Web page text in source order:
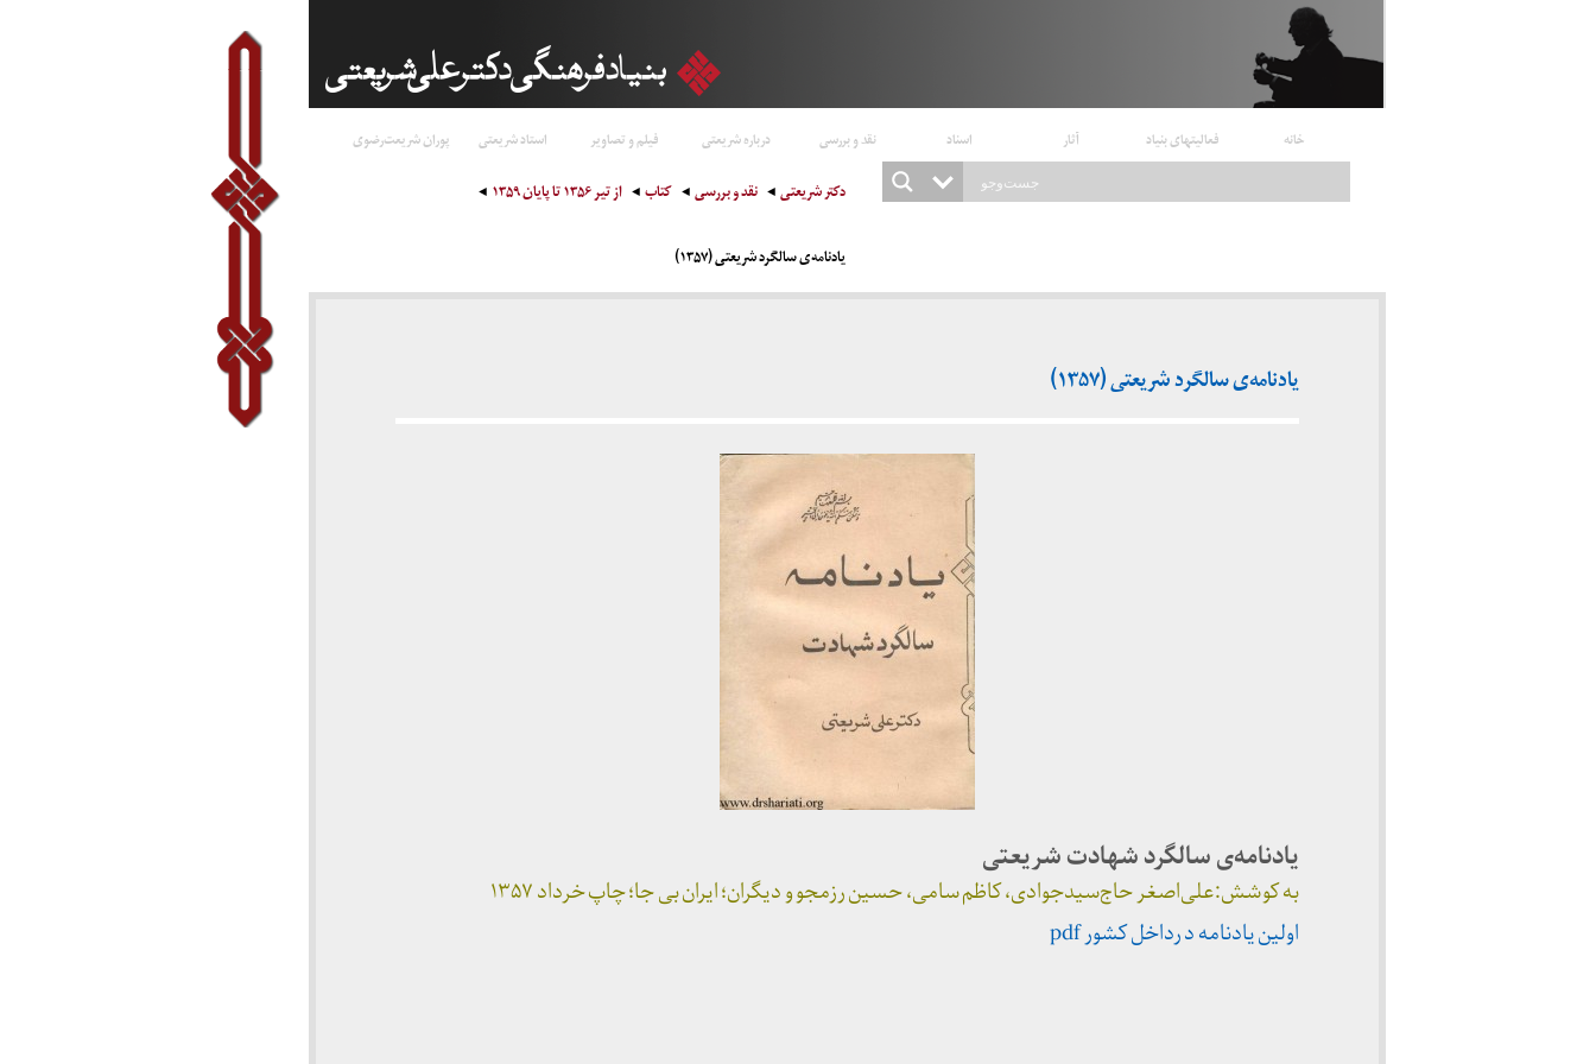
خانه فعالیتهای بنیاد آثار اسناد نقد و بررسی درباره شریعتی فیلم و تصاویر استاد شریعتی پوران شریعت‌رضوی
دکتر شریعتی نقد و بررسی کتاب از تیر ۱۳۵۶ تا پایان ۱۳۵۹
یادنامه‌ی سالگرد شریعتی (۱۳۵۷)
یادنامه‌ی سالگرد شریعتی (۱۳۵۷)
یادنامه‌ی سالگرد شهادت شریعتی
به کوشش:علی‌اصغر حاج‌سیدجوادی، کاظم سامی، حسین رزمجو و دیگران؛ ایران بی جا؛ چاپ خرداد ۱۳۵۷
اولین یادنامه د رداخل کشور pdf